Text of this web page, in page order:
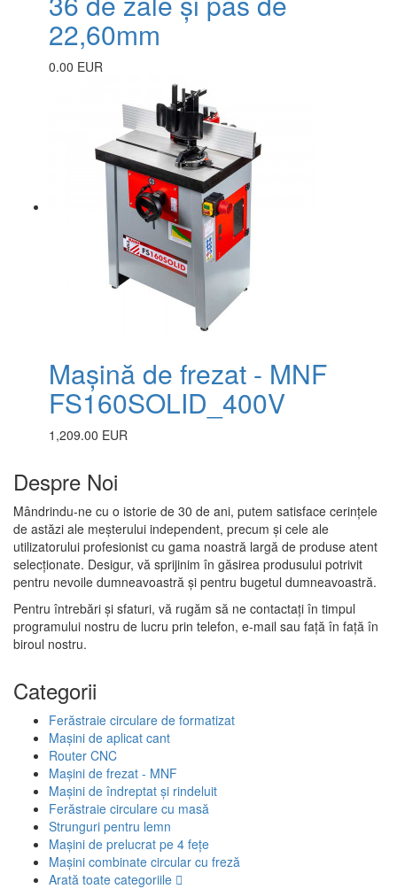
22,60mm
0.00 EUR
Mașină de frezat - MNF
FS160SOLID_400V
1,209.00 EUR
Despre Noi
Mândrindu-ne cu o istorie de 30 de ani, putem satisface cerințele
de astăzi ale meșterului independent, precum și cele ale
utilizatorului profesionist cu gama noastră largă de produse atent
selecționate. Desigur, vă sprijinim în găsirea produsului potrivit
pentru nevoile dumneavoastră și pentru bugetul dumneavoastră.
Pentru întrebări și sfaturi, vă rugăm să ne contactați în timpul
programului nostru de lucru prin telefon, e-mail sau față în față în
biroul nostru.
Categorii
Ferăstraie circulare de formatizat
Mașini de aplicat cant
Router CNC
Mașini de frezat - MNF
Mașini de îndreptat și rindeluit
Ferăstraie circulare cu masă
Strunguri pentru lemn
Mașini de prelucrat pe 4 fețe
Mașini combinate circular cu freză
Arată toate categoriile